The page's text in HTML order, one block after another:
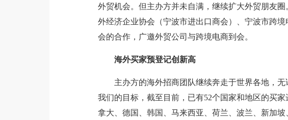
外贸机会。但主办方并未自满，继续扩大外贸朋友
外经济企业协会（宁波市进出口商会）、宁波市跨
会的合作，广邀外贸公司与跨境电商到会。
海外买家预登记创新高
主办方的海外招商团队继续奔走于世界各地，
我们的目标，截至目前，已有52个国家和地区的买
拿大、德国、韩国、马来西亚、荷兰、波兰、新加